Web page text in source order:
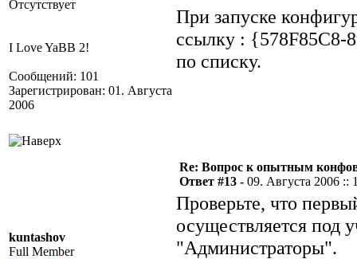
Отсутствует
I Love YaBB 2!
Сообщений: 101
Зарегистрирован: 01. Августа
2006
При запуске
ссылку : {578F85C8-
по списку.
kuntashov
Full Member
Re: Вопрос к опытным
Ответ #13 - 09. Августа 2006 ::
Проверьте, что
осуществляется под
"Администраторы".